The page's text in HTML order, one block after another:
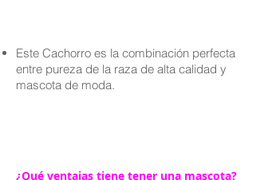
Este Cachorro es la combinación perfecta
entre pureza de la raza de alta calidad y
mascota de moda.
¿Qué ventajas tiene tener una mascota?